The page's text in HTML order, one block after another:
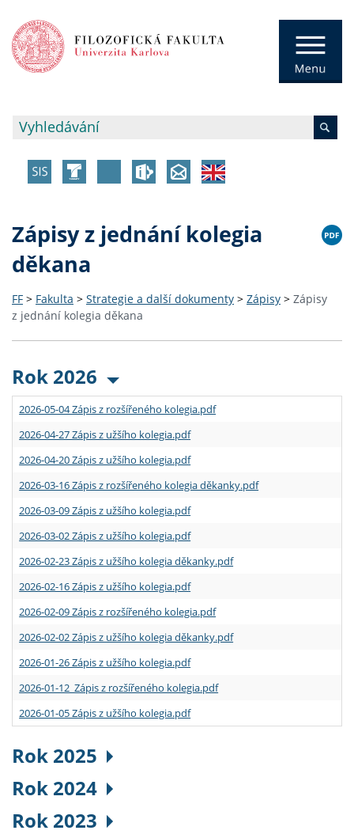
Zápisy z jednání kolegia
děkana
FF > Fakulta > Strategie a další dokumenty > Zápisy > Zápisy
z jednání kolegia děkana
Rok 2026
2026-05-04 Zápis z rozšířeného kolegia.pdf
2026-04-27 Zápis z užšího kolegia.pdf
2026-04-20 Zápis z užšího kolegia.pdf
2026-03-16 Zápis z rozšířeného kolegia děkanky.pdf
2026-03-09 Zápis z užšího kolegia.pdf
2026-03-02 Zápis z užšího kolegia.pdf
2026-02-23 Zápis z užšího kolegia děkanky.pdf
2026-02-16 Zápis z užšího kolegia.pdf
2026-02-09 Zápis z rozšířeného kolegia.pdf
2026-02-02 Zápis z užšího kolegia děkanky.pdf
2026-01-26 Zápis z užšího kolegia.pdf
2026-01-12 Zápis z rozšířeného kolegia.pdf
2026-01-05 Zápis z užšího kolegia.pdf
Rok 2025
Rok 2024
Rok 2023